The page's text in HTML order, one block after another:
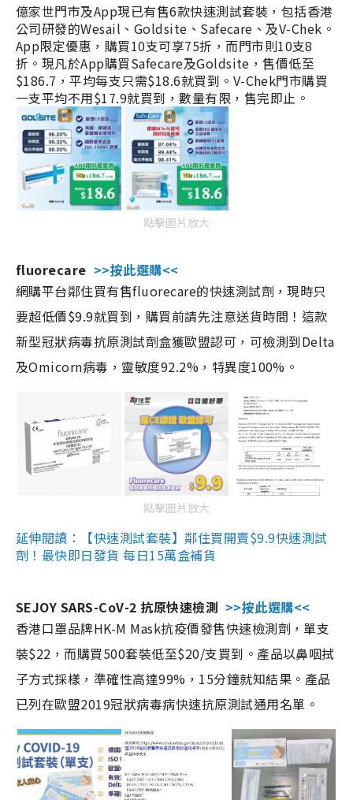
億家世門市及App現已有售6款快速測試套裝，包括香港
公司研發的Wesail、Goldsite、Safecare、及V-Chek。
App限定優惠，購買10支可享75折，而門市則10支8
折。現凡於App購買Safecare及Goldsite，售價低至
$186.7，平均每支只需$18.6就買到。V-Chek門市購買
一支平均不用$17.9就買到，數量有限，售完即止。
點擊圖片放大
fluorecare >>按此選購<<
網購平台鄰住買有售fluorecare的快速測試劑，現時只
要超低價$9.9就買到，購買前請先注意送貨時間！這款
新型冠狀病毒抗原測試劑盒獲歐盟認可，可檢測到Delta
及Omicorn病毒，靈敏度92.2%，特異度100%。
點擊圖片放大
延伸閱讀：【快速測試套裝】鄰住買開賣$9.9快速測試
劑！最快即日發貨 每日15萬盒補貨
SEJOY SARS-CoV-2 抗原快速檢測 >>按此選購<<
香港口罩品牌HK-M Mask抗疫價發售快速檢測劑，單支
裝$22，而購買500套裝低至$20/支買到。產品以鼻咽拭
子方式採樣，準確性高達99%，15分鐘就知結果。產品
已列在歐盟2019冠狀病毒病快速抗原測試通用名單。